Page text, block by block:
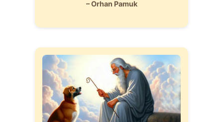
– Orhan Pamuk